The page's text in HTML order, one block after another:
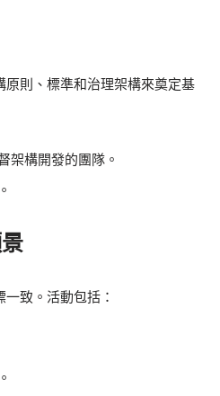
則、標準和治理架構來奠定基
架構開發的團隊。
致。活動包括：